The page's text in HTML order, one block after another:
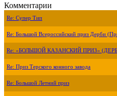
Комментарии
Re: Супер Тип
Re: Большой Всероссийский приз Дерби
Re: «БОЛЬШОЙ КАЗАНСКИЙ ПРИЗ»
Re: Приз Терского конного завода
Re: Большой Летний приз